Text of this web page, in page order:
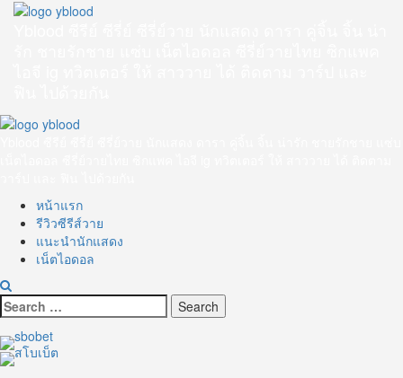
Skip
Primary
หน้าแรก
รีวิวซีรีส์วาย
แนะนำนักแสดง
เน็ตไอดอล
Search
for: